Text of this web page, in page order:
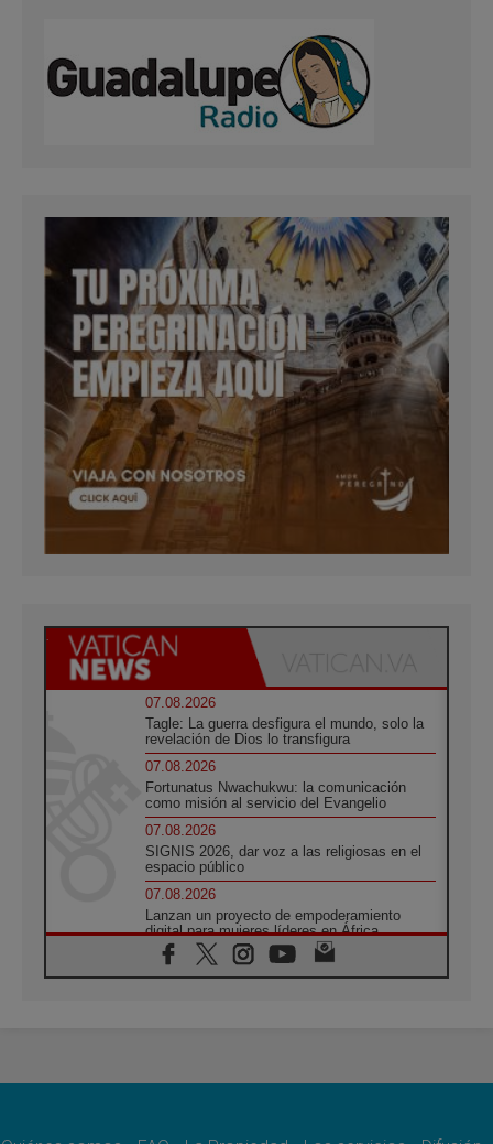
07.08.2026
Tagle: La guerra desfigura el mundo, solo la
revelación de Dios lo transfigura
07.08.2026
Fortunatus Nwachukwu: la comunicación
como misión al servicio del Evangelio
07.08.2026
SIGNIS 2026, dar voz a las religiosas en el
espacio público
07.08.2026
Lanzan un proyecto de empoderamiento
digital para mujeres líderes en África
07.08.2026
Programa oficial del Viaje Apostólico del
06.08.2026